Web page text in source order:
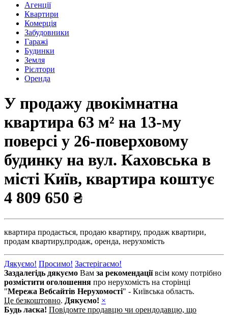
Агенції
Квартири
Комерція
Забудовники
Гаражі
Будинки
Земля
Рієлтори
Оренда
У продажу двокімнатна
квартира 63 м² на 13-му
поверсі у 26-поверховому
будинку на вул. Каховська в
місті Київ, квартира коштує
4 809 650 ₴
квартира продається, продаю квартиру, продаж квартири,
продам квартиру,продаж, оренда, нерухомість
Дякуємо! Просимо! Застерігаємо!
Заздалегідь дякуємо Вам за рекомендаціївсім кому потрібно
розмістити оголошення про нерухомість на сторінці
"Мережа Вебсайтів Нерухомості" - Київська область.
Це безкоштовно. Дякуємо! ×
Будь ласка! Повідомте продавцю чи орендодавцю, що